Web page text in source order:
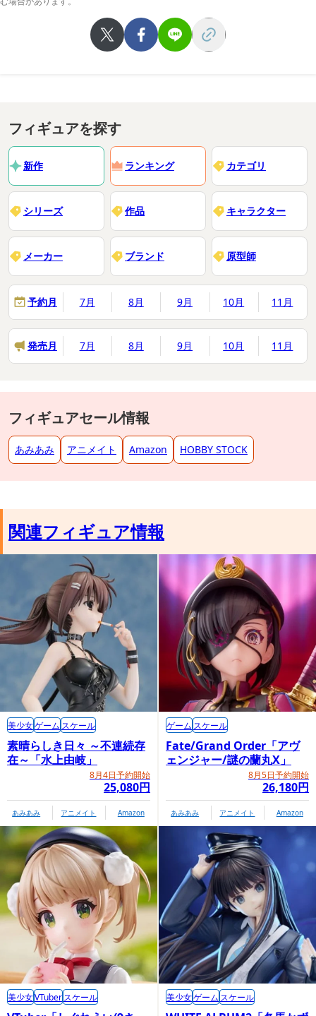
フィギュアを探す
新作 ランキング カテゴリ
シリーズ 作品 キャラクター
メーカー ブランド 原型師
予約月 7月 8月 9月 10月 11月
発売月 7月 8月 9月 10月 11月
フィギュアセール情報
あみあみ アニメイト Amazon HOBBY STOCK
関連フィギュア情報
素晴らしき日々 ～不連続存
在～「水上由岐」
8月4日予約開始
25,080円
美少女ゲーム スケール
あみあみ アニメイト Amazon
Fate/Grand Order「アヴ
ェンジャー/謎の蘭丸X」
8月5日予約開始
26,180円
ゲーム スケール
あみあみ アニメイト Amazon
美少女VTuberスケール 美少女ゲーム スケール